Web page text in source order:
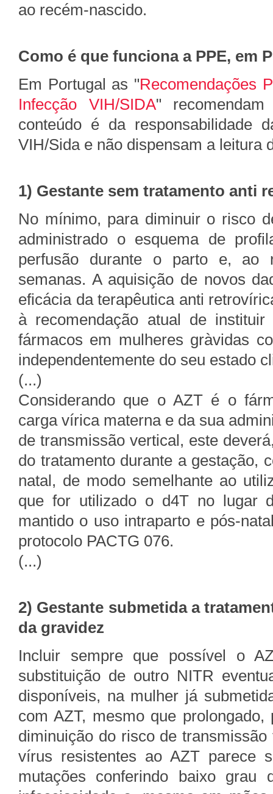
ao recém-nascido.
Como é que funciona a PPE, em
Em Portugal as "Recomendações
Infecção VIH/SIDA"
conteúdo é da responsabilidade
VIH/Sida e não dispensam a leitura
1) Gestante sem tratamento anti
No mínimo, para diminuir o risco
administrado o esquema de
perfusão durante o parto e, ao
semanas. A aquisição de novos
eficácia da terapêutica anti
à recomendação atual de
fármacos em mulheres gràvidas
independentemente do seu estado
(...)
Considerando que o AZT é o
carga vírica materna e da sua
de transmissão vertical, este
do tratamento durante a gestação,
natal, de modo semelhante ao
que for utilizado o d4T no lugar
mantido o uso intraparto e pós-
protocolo PACTG 076.
(...)
2) Gestante submetida a
da gravidez
Incluir sempre que possível o
substituição de outro NITR
disponíveis, na mulher já
com AZT, mesmo que
diminuição do risco de
vírus resistentes ao AZT parece
mutações conferindo baixo grau